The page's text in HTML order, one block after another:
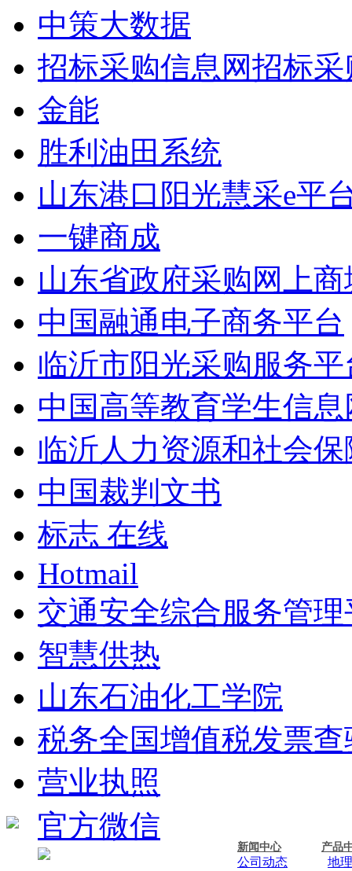
中策大数据
招标采购信息网招标
金能
胜利油田系统
山东港口阳光慧采e平
一键商成
山东省政府采购网上商
中国融通电子商务平台
临沂市阳光采购服务平
中国高等教育学生信
临沂人力资源和社会保
中国裁判文书
标志 在线
Hotmail
交通安全综合服务管理
智慧供热
山东石油化工学院
税务全国增值税发票
营业执照
新闻中心 产品
公司动态
地
官方微信